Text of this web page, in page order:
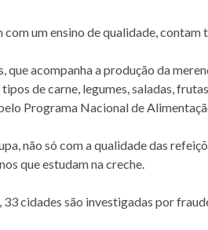
um ensino de qualidade,
acompanha a produção da
de carne, legumes, saladas,
Programa Nacional de
não só com a qualidade das
que estudam na creche.
cidades são investigadas por